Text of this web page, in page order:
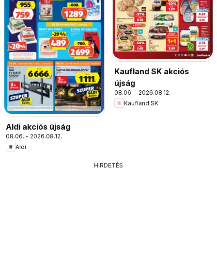
Aldi akciós újság
08.06. - 2026.08.12.
Aldi
Kaufland SK akciós
újság
08.06. - 2026.08.12.
Kaufland SK
HIRDETÉS